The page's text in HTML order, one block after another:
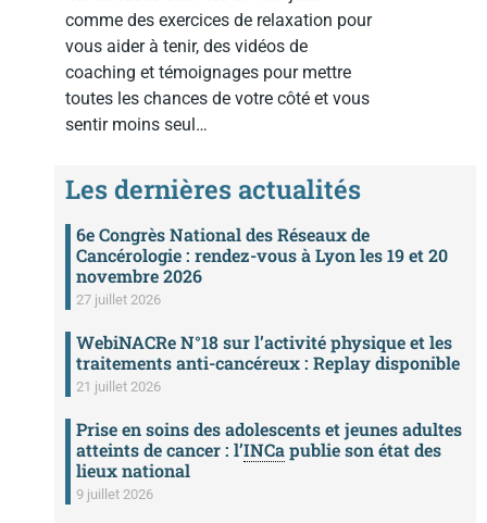
comme des exercices de relaxation pour
vous aider à tenir, des vidéos de
coaching et témoignages pour mettre
toutes les chances de votre côté et vous
sentir moins seul…
Les dernières actualités
6e Congrès National des Réseaux de
Cancérologie : rendez-vous à Lyon les 19 et 20
novembre 2026
27 juillet 2026
WebiNACRe N°18 sur l’activité physique et les
traitements anti-cancéreux : Replay disponible
21 juillet 2026
Prise en soins des adolescents et jeunes adultes
atteints de cancer : l’INCapublie son état des
lieux national
9 juillet 2026